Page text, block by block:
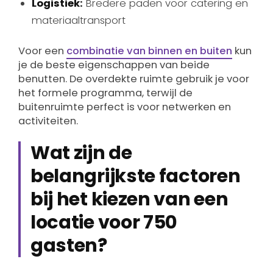
Logistiek: Bredere paden voor catering en
materiaaltransport
Voor een combinatie van binnen en buiten kun
je de beste eigenschappen van beide
benutten. De overdekte ruimte gebruik je voor
het formele programma, terwijl de
buitenruimte perfect is voor netwerken en
activiteiten.
Wat zijn de
belangrijkste factoren
bij het kiezen van een
locatie voor 750
gasten?